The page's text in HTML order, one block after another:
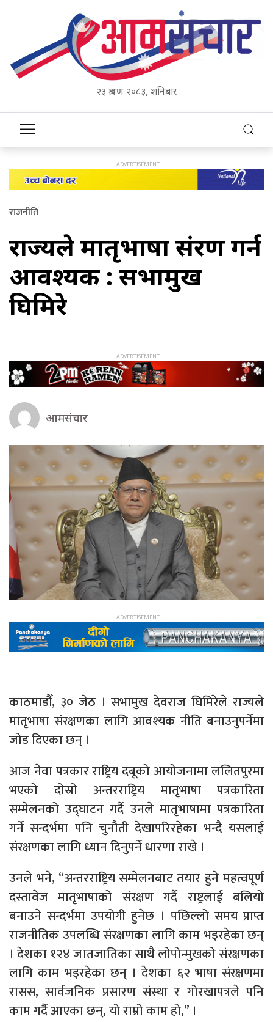
२३ श्रावण २०८३, शनिबार
राजनीति
राज्यले मातृभाषा संरक्षण गर्न
आवश्यक : सभामुख
घिमिरे
आमसंचार
काठमाडौँ, ३० जेठ । सभामुख देवराज घिमिरेले राज्यले
मातृभाषा संरक्षणका लागि आवश्यक नीति बनाउनुपर्नेमा
जोड दिएका छन् ।
आज नेवा पत्रकार राष्ट्रिय दबूको आयोजनामा ललितपुरमा
भएको दोस्रो अन्तरराष्ट्रिय मातृभाषा पत्रकारिता
सम्मेलनको उद्घाटन गर्दै उनले मातृभाषामा पत्रकारिता
गर्ने सन्दर्भमा पनि चुनौती देखापरिरहेका भन्दै यसलाई
संरक्षणका लागि ध्यान दिनुपर्ने धारणा राखे ।
उनले भने, “अन्तरराष्ट्रिय सम्मेलनबाट तयार हुने महत्वपूर्ण
दस्तावेज मातृभाषाको संरक्षण गर्दै राष्ट्रलाई बलियो
बनाउने सन्दर्भमा उपयोगी हुनेछ । पछिल्लो समय प्राप्त
राजनीतिक उपलब्धि संरक्षणका लागि काम भइरहेका छन्
। देशका १२४ जातजातिका साथै लोपोन्मुखको संरक्षणका
लागि काम भइरहेका छन् । देशका ६२ भाषा संरक्षणमा
रासस, सार्वजनिक प्रसारण संस्था र गोरखापत्रले पनि
काम गर्दै आएका छन्, यो राम्रो काम हो,” ।